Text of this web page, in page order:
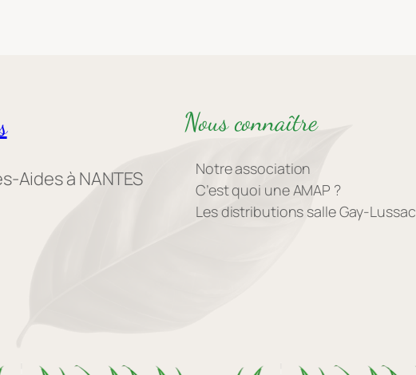
Aides à NANTES
Nous connaître
Notre association
C’est quoi une AMAP ?
Les distributions salle Gay-Lussac